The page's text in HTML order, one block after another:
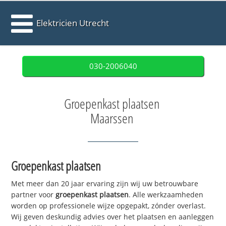
Elektricien Utrecht
030-2006040
Groepenkast plaatsen
Maarssen
Groepenkast plaatsen
Met meer dan 20 jaar ervaring zijn wij uw betrouwbare
partner voorgroepenkast plaatsen. Alle werkzaamheden
worden op professionele wijze opgepakt, zónder overlast.
Wij geven deskundig advies over het plaatsen en aanleggen